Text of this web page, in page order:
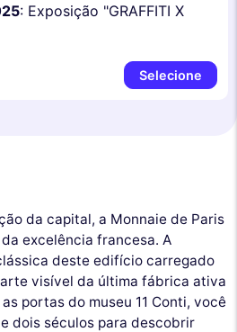
: Exposição "GRAFFITI X
Selecione
da capital, a Monnaie de Paris
excelência francesa. A
deste edifício carregado
visível da última fábrica ativa
portas do museu 11 Conti, você
dois séculos para descobrir